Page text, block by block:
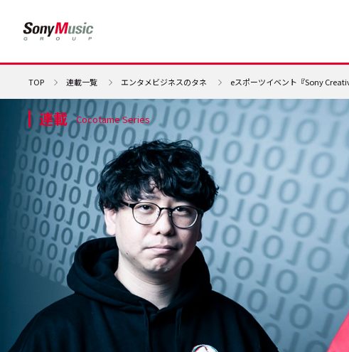
TOP 連載一覧 エンタメビジネスのタネ eスポーツイベント『Sony
連載 Cocotame Series